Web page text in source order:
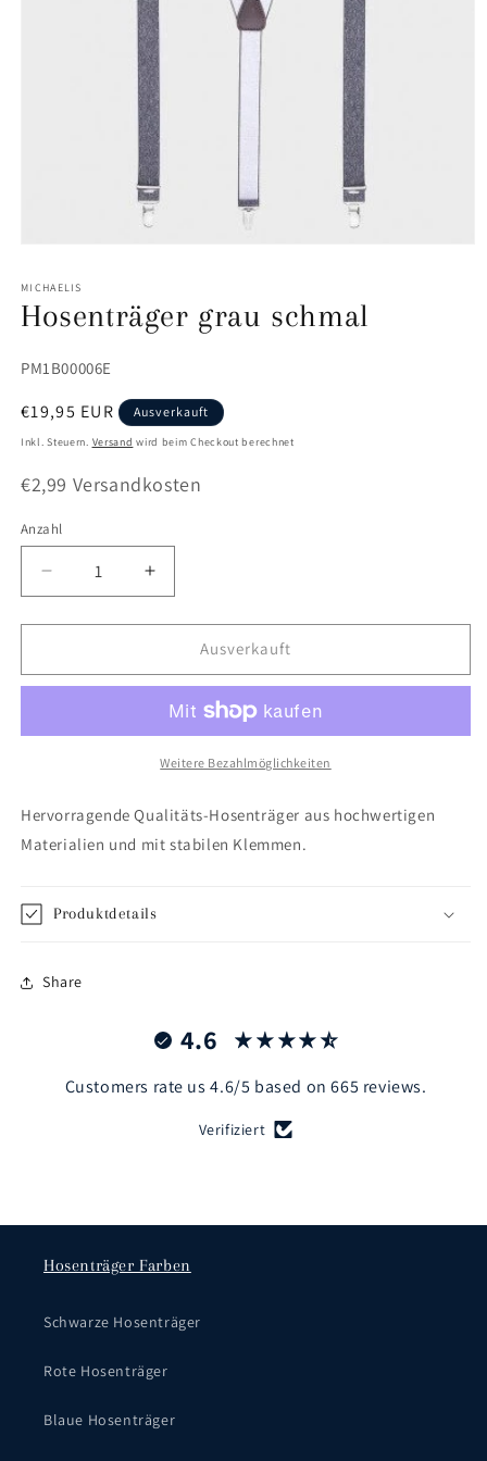
in
öffnen
MICHAELIS
Hosenträger grau schmal
SKU:
PM1B00006E
Normaler
Preis
€19,95 EUR Ausverkauft
Inkl. Steuern. Versand wird beim Checkout berechnet
€2,99 Versandkosten
Anzahl
Anzahl
Verringere
die
Menge
Hosenträger
Erhöhe
die
Menge
Hosenträger
schmal
Ausverkauft
Weitere Bezahlmöglichkeiten
Hervorragende Qualitäts-Hosenträger aus hochwertigen
Materialien und mit stabilen Klemmen.
Produktdetails
Share
4.6
Customers rate us 4.6/5 based on 665 reviews.
Verifiziert
Hosenträger Farben
Schwarze Hosenträger
Rote Hosenträger
Blaue Hosenträger